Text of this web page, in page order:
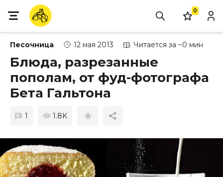
0
Песочница 12 мая 2013 Читается за ~0 мин
Блюда, разрезанные
пополам, от фуд-фотографа
Бета Гальтона
1 1.8K